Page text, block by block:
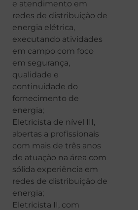
e atendimento em
redes de distribuição de
energia elétrica,
executando atividades
em campo com foco
em segurança,
qualidade e
continuidade do
fornecimento de
energia;
Eletricista de nível III,
abertas a profissionais
com mais de três anos
de atuação na área com
sólida experiência em
redes de distribuição de
energia;
Eletricista II, com